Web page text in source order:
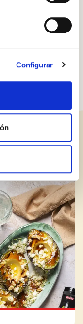
Configurar
y con todo
cantidad y la